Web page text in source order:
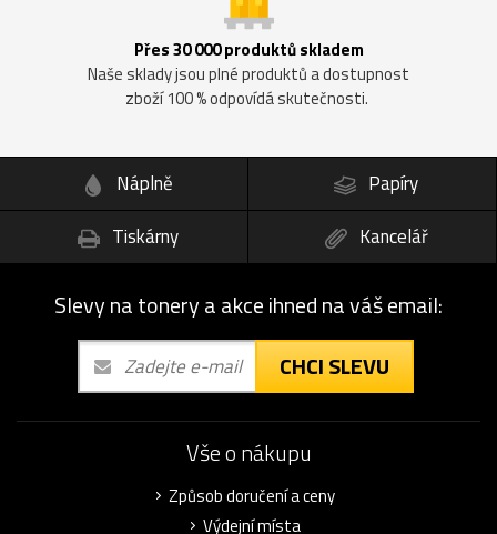
Přes 30 000 produktů skladem
Naše sklady jsou plné produktů a dostupnost
zboží 100 % odpovídá skutečnosti.
Náplně
Papíry
Tiskárny
Kancelář
Slevy na tonery a akce ihned na váš email:
CHCI SLEVU
Vše o nákupu
Způsob doručení a ceny
Výdejní místa